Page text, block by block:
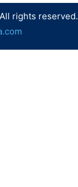
rights reserved.